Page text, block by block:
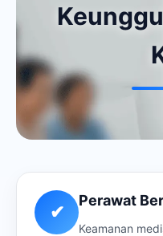
✔
Perawat
Keamanan